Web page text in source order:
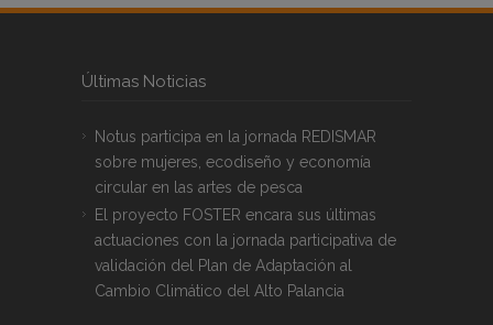
Últimas Noticias
Notus participa en la jornada REDISMAR
sobre mujeres, ecodiseño y economía
circular en las artes de pesca
El proyecto FOSTER encara sus últimas
actuaciones con la jornada participativa de
validación del Plan de Adaptación al
Cambio Climático del Alto Palancia